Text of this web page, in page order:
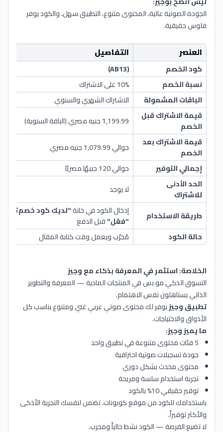
الجودة الصوتية عالية، المحتوى متنوع، التطبيق سهل، والكود يوفر
فلوس حقيقية.
العنصر التفاصيل
كود الخصم
(AB13)
نسبة الخصم
10% على الاشتراك
الباقات المشمولة
الاشتراك الشهري والسنوي
قيمة الاشتراك قبل
الخصم
1,199.99 جنيه مصري (الباقة السنوية)
قيمة الاشتراك بعد
الخصم
حوالي 1,079.99 جنيه مصري
إجمالي التوفير
حوالي 120 جنيهًا مصريًا
الحد الأدنى
للاشتراك
لا يوجد
طريقة الاستخدام إدخال الكود في خانة"لديك كود خصم؟"
"فعّل"قبل الدفع
حالة الكود
مُجرّب ويعمل وقت كتابة المقال
الخلاصة: استثمر في المعرفة بذكاء مع وجيز
التسوق الذكي مو بس في المنتجات المادية — المعرفة والتطوير
الذاتي يستاهلون نفس الاهتمام.
تطبيق وجيزيوفر لك محتوى صوتي عربي غني ومتنوع يناسب كل
الأذواق والاحتياجات.
ما يميز وجيز:
5 فئات محتوى متنوعة في تطبيق واحد
جودة تسجيلات صوتية احترافية
محتوى محدث بشكل دوري
تجربة استخدام سلسة ومريحة
توفير حقيقي 10% بالكود
باستخدامك للكود من موقع كوبونات، تضمن لنفسك التجربة الأذكى
والأكثر توفيراً.
لا تضيع الفرصة — الكود نشط حالياً ومجرب.